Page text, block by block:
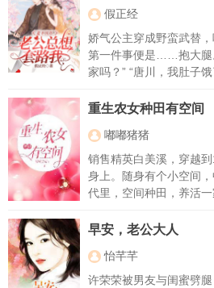
假正经
娇气公主穿成野蛮武替
第一件事便是……抱大腿
家吗？” “唐川，我肚子
重生农女种田有空间
嘟嘟猪猪
销售精英白美溪，穿越
身上。随身有个小空间
代里，空间种田，养活
早安，老公大人
怡芊芊
许荣荣被男友与闺蜜劈